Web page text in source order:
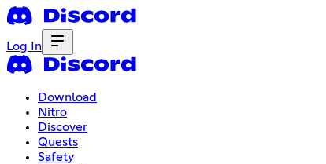
Log In
Download
Nitro
Discover
Quests
Safety